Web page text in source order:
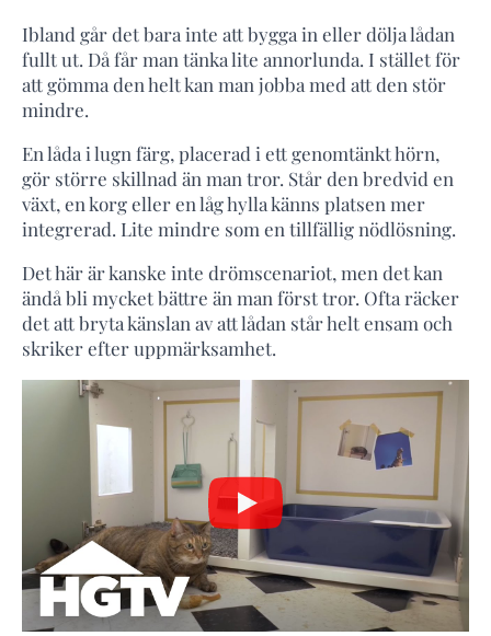
Ibland går det bara inte att bygga in eller dölja lådan
fullt ut. Då får man tänka lite annorlunda. I stället för
att gömma den helt kan man jobba med att den stör
mindre.
En låda i lugn färg, placerad i ett genomtänkt hörn,
gör större skillnad än man tror. Står den bredvid en
växt, en korg eller en låg hylla känns platsen mer
integrerad. Lite mindre som en tillfällig nödlösning.
Det här är kanske inte drömscenariot, men det kan
ändå bli mycket bättre än man först tror. Ofta räcker
det att bryta känslan av att lådan står helt ensam och
skriker efter uppmärksamhet.